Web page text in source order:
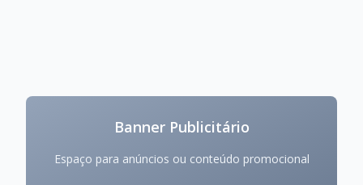
Banner Publicitário
Espaço para anúncios ou conteúdo promocional